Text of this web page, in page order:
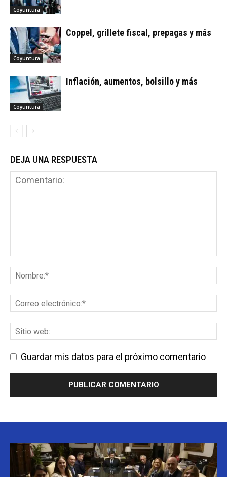
Coyuntura
Coyuntura
Coppel, grillete fiscal, prepagas y más
Coyuntura
Inflación, aumentos, bolsillo y más
DEJA UNA RESPUESTA
Guardar mis datos para el próximo comentario